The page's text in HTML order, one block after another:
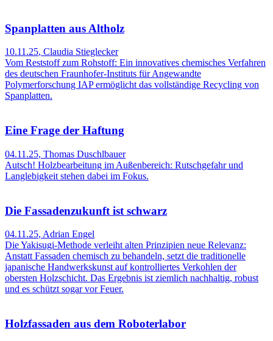
Spanplatten aus Altholz
10.11.25, Claudia Stieglecker
Vom Reststoff zum Rohstoff: Ein innovatives chemisches Verfahren
des deutschen Fraunhofer-Instituts für Angewandte
Polymerforschung IAP ermöglicht das vollständige Recycling von
Spanplatten.
Eine Frage der Haftung
04.11.25, Thomas Duschlbauer
Autsch! Holzbearbeitung im Außenbereich: Rutschgefahr und
Langlebigkeit stehen dabei im Fokus.
Die Fassadenzukunft ist schwarz
04.11.25, Adrian Engel
Die Yakisugi-Methode verleiht alten Prinzipien neue Relevanz:
Anstatt Fassaden chemisch zu behandeln, setzt die traditionelle
japanische Handwerkskunst auf kontrolliertes Verkohlen der
obersten Holzschicht. Das Ergebnis ist ziemlich nachhaltig, robust
und es schützt sogar vor Feuer.
Holzfassaden aus dem Roboterlabor